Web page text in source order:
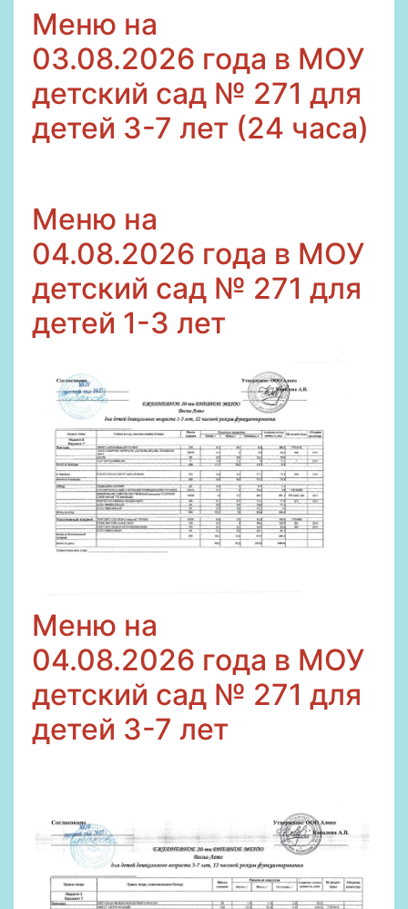
Меню на
03.08.2026 года в МОУ
детский сад № 271 для
детей 3-7 лет (24 часа)
Меню на
04.08.2026 года в МОУ
детский сад № 271 для
детей 1-3 лет
Меню на
04.08.2026 года в МОУ
детский сад № 271 для
детей 3-7 лет